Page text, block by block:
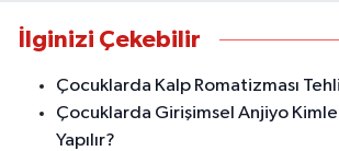
İlginizi Çekebilir
Çocuklarda Kalp Romatizması
Çocuklarda Girişimsel Anjiyo
Yapılır?